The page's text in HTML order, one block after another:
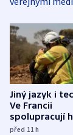
Jiný jazyk i
Ve Francii
spolupracují
různých zemí
před 11h